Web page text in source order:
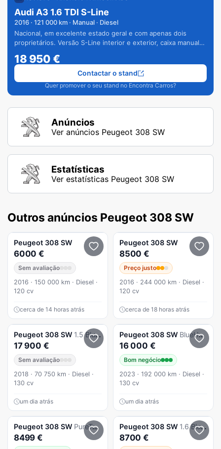
Audi A3 1.6 TDI S-Line
2016 · 121 000 km · Manual · Diesel
Nacional, em excelente estado geral e com apenas dois
proprietários. Versão S-Line interior e exterior, caixa manual
18 950€
Quer promover o seu stand no Encontra Carros?
Contactar o stand
Anúncios
Ver anúncios Peugeot 308 SW
Estatísticas
Ver estatísticas Peugeot 308 SW
Outros anúncios Peugeot 308 SW
Peugeot 308 SW
6000 €
Sem avaliação
2016 · 150 000 km · Diesel ·
120 cv
cerca de 14 horas atrás
Peugeot 308 SW
8500 €
Preço justo
2016 · 244 000 km · Diesel ·
120 cv
cerca de 18 horas atrás
Peugeot 308 SW 1.5 BlueHDi Allure Pack
17 900 €
Sem avaliação
2018 · 70 750 km · Diesel ·
130 cv
um dia atrás
Peugeot 308 SW BlueHDi 130 EAT8 Stop & Start Active Pack
16 000 €
Bom negócio
2023 · 192 000 km · Diesel ·
130 cv
um dia atrás
Peugeot 308 SW PureTech 130 GPF Stop & Start Style
8499 €
Peugeot 308 SW 1.6 BlueHDi Style J17
8700 €